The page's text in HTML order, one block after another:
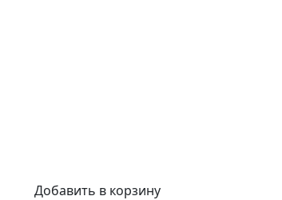
Добавить в корзину